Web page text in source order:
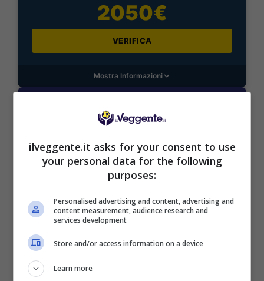
2050€
VERIFICA
Mostra Informazioni
BONUS BENVENUTO LOTTOMATICA: 2050€
Fino a 2050€ bonus scommesse e sport
Per i nuovi utenti della piattaforma: 100% fino a 50€ in
Sport
2050€
ilveggente.it asks for your consent to use
your personal data for the following
purposes:
Personalised advertising and content, advertising and
content measurement, audience research and
services development
Store and/or access information on a device
Learn more